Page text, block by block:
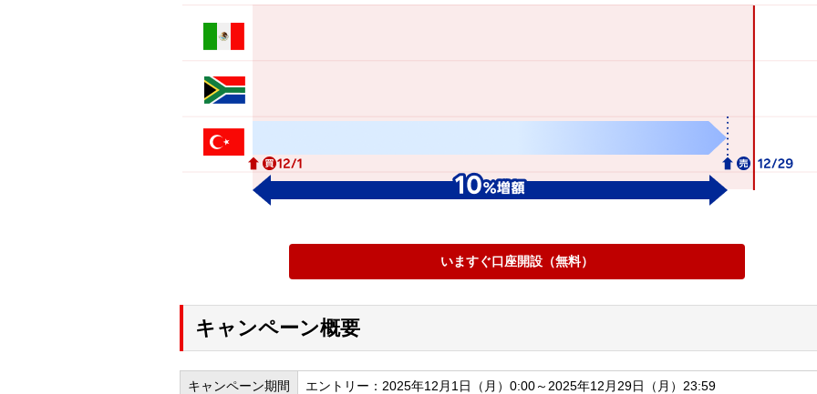
いますぐ口座開設（無料）
キャンペーン概要
キャンペーン期間 エントリー：2025年12月1日（月）0:00～2025年12月29日（月）23:59